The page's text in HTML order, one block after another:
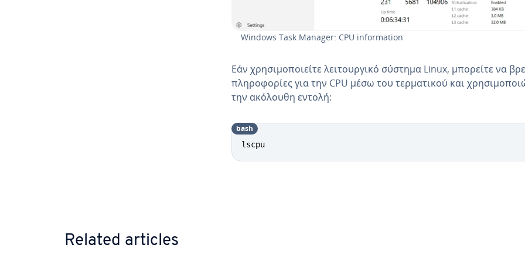
Windows Task Manager: CPU information
Εάν χρησιμοποιείτε λειτουργικό σύστημα Linux, μπορείτε να
πληροφορίες για την CPU μέσω του τερματικού και
την ακόλουθη εντολή:
lscpu
bash
Related articles